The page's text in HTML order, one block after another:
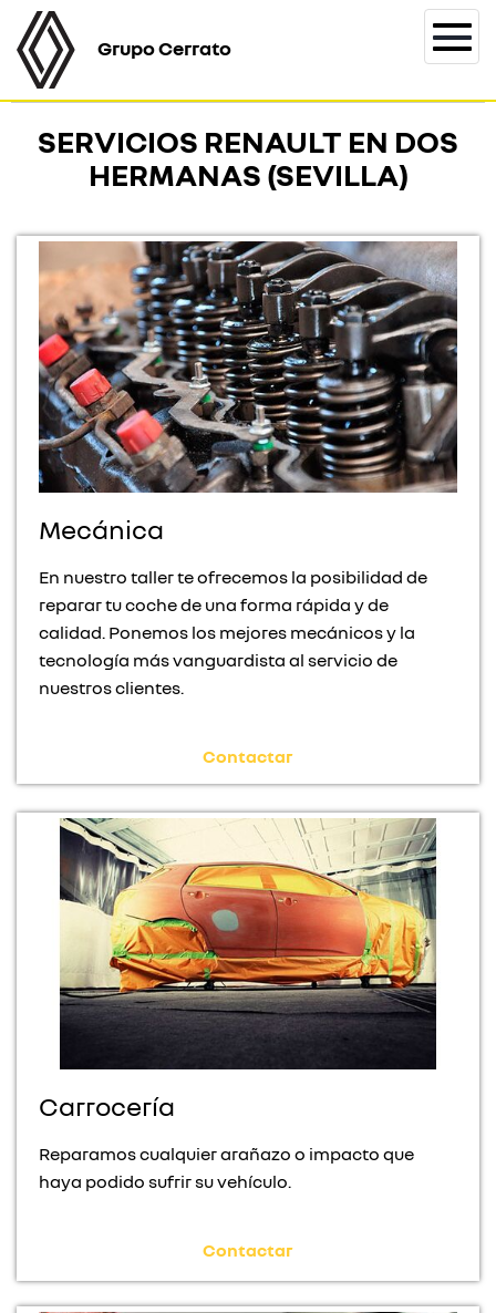
Grupo Cerrato
SERVICIOS RENAULT EN DOS
HERMANAS (SEVILLA)
Mecánica
En nuestro taller te ofrecemos la posibilidad de
reparar tu coche de una forma rápida y de
calidad. Ponemos los mejores mecánicos y la
tecnología más vanguardista al servicio de
nuestros clientes.
Contactar
Carrocería
Reparamos cualquier arañazo o impacto que
haya podido sufrir su vehículo.
Contactar